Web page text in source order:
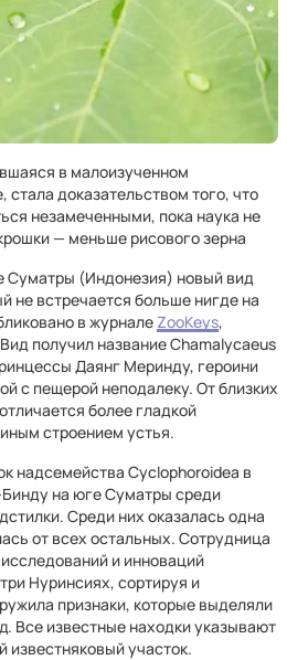
в малоизученном
доказательством того, что
незамеченными, пока наука не
— меньше рисового зерна
Суматры (Индонезия) новый вид
не встречается больше нигде на
в журнале ZooKeys,
получил название Chamalycaeus
Даянг Меринду, героини
с пещерой неподалеку. От близких
более гладкой
строением устья.
надсемейства Cyclophoroidea в
на юге Суматры среди
Среди них оказалась одна
от всех остальных. Сотрудница
и инноваций
Нуринсиях, сортируя и
признаки, которые выделяли
Все известные находки указывают
известняковый участок.